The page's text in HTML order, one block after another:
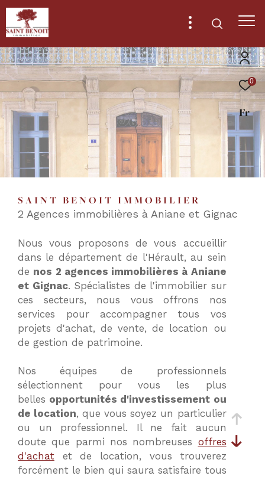
0
Fr
SAINT BENOIT IMMOBILIER
2 Agences immobilières à Aniane et Gignac
Nous vous proposons de vous accueillir
dans le département de l'Hérault, au sein
de nos 2 agences immobilières à Aniane
et Gignac. Spécialistes de l'immobilier sur
ces secteurs, nous vous offrons nos
services pour accompagner tous vos
projets d'achat, de vente, de location ou
de gestion de patrimoine.
Nos équipes de professionnels
sélectionnent pour vous les plus
belles opportunités d'investissement ou
de location, que vous soyez un particulier
ou un professionnel. Il ne fait aucun
doute que parmi nos nombreuses offres
d'achat et de location, vous trouverez
forcément le bien qui saura satisfaire tous
Effectuer
une
recherche
et
trouver
bien
qui
à
vos
critères
Type
d'offre
Vente
Type de bien